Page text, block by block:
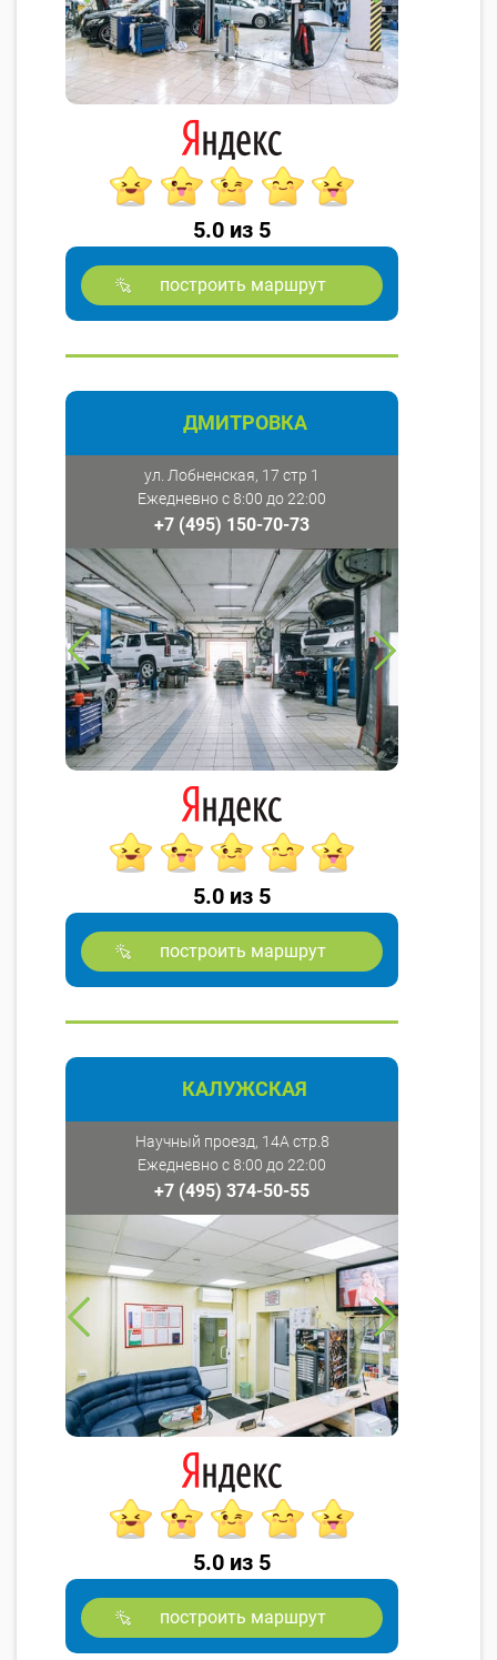
5.0 из 5
построить маршрут
ДМИТРОВКА
ул. Лобненская, 17 стр 1
Ежедневно с 8:00 до 22:00
+7 (495) 150-70-73
5.0 из 5
построить маршрут
КАЛУЖСКАЯ
Научный проезд, 14А стр.8
Ежедневно с 8:00 до 22:00
+7 (495) 374-50-55
5.0 из 5
построить маршрут